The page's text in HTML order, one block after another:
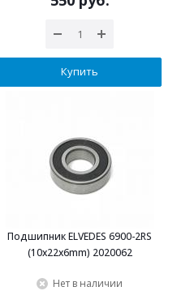
Купить
Подшипник ELVEDES 6900-2RS
(10x22x6mm) 2020062
Нет в наличии